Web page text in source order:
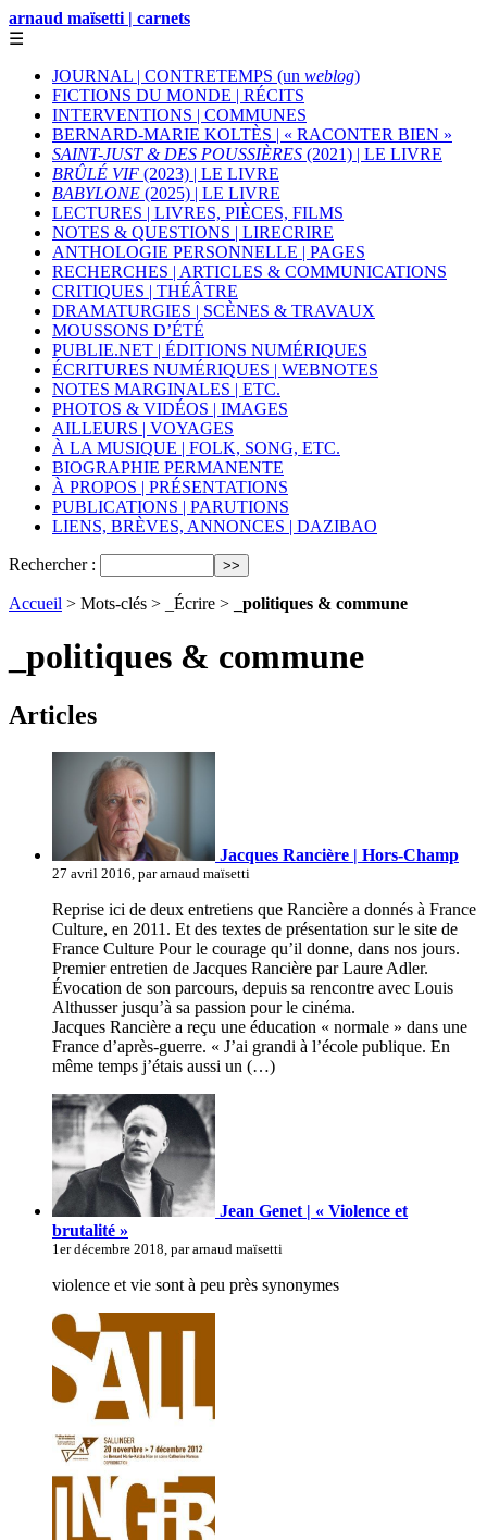
arnaud maïsetti | carnets
☰
JOURNAL | CONTRETEMPS (un weblog)
FICTIONS DU MONDE | RÉCITS
INTERVENTIONS | COMMUNES
BERNARD-MARIE KOLTÈS | « RACONTER BIEN »
SAINT-JUST & DES POUSSIÈRES (2021) | LE LIVRE
BRÛLÉ VIF (2023) | LE LIVRE
BABYLONE (2025) | LE LIVRE
LECTURES | LIVRES, PIÈCES, FILMS
NOTES & QUESTIONS | LIRECRIRE
ANTHOLOGIE PERSONNELLE | PAGES
RECHERCHES | ARTICLES & COMMUNICATIONS
CRITIQUES | THÉÂTRE
DRAMATURGIES | SCÈNES & TRAVAUX
MOUSSONS D’ÉTÉ
PUBLIE.NET | ÉDITIONS NUMÉRIQUES
ÉCRITURES NUMÉRIQUES | WEBNOTES
NOTES MARGINALES | ETC.
PHOTOS & VIDÉOS | IMAGES
AILLEURS | VOYAGES
À LA MUSIQUE | FOLK, SONG, ETC.
BIOGRAPHIE PERMANENTE
À PROPOS | PRÉSENTATIONS
PUBLICATIONS | PARUTIONS
LIENS, BRÈVES, ANNONCES | DAZIBAO
Rechercher :
Accueil > Mots-clés > _Écrire > _politiques & commune
_politiques & commune
Articles
Jacques Rancière | Hors-Champ
27 avril 2016, par arnaud maïsetti
Reprise ici de deux entretiens que Rancière a donnés à France
Culture, en 2011. Et des textes de présentation sur le site de
France Culture Pour le courage qu’il donne, dans nos jours.
Premier entretien de Jacques Rancière par Laure Adler.
Évocation de son parcours, depuis sa rencontre avec Louis
Althusser jusqu’à sa passion pour le cinéma.
Jacques Rancière a reçu une éducation « normale » dans une
France d’après-guerre. « J’ai grandi à l’école publique. En
même temps j’étais aussi un (…)
Jean Genet | « Violence et
brutalité »
1er décembre 2018, par arnaud maïsetti
violence et vie sont à peu près synonymes